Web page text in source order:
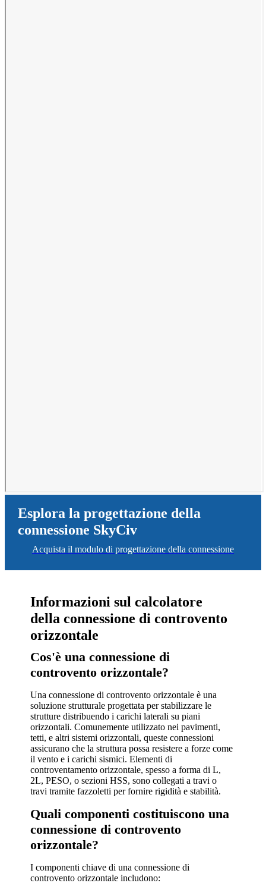
Esplora la progettazione della
connessione SkyCiv
Acquista il modulo di progettazione della connessione
Informazioni sul calcolatore
della connessione di controvento
orizzontale
Cos'è una connessione di
controvento orizzontale?
Una connessione di controvento orizzontale è una
soluzione strutturale progettata per stabilizzare le
strutture distribuendo i carichi laterali su piani
orizzontali. Comunemente utilizzato nei pavimenti,
tetti, e altri sistemi orizzontali, queste connessioni
assicurano che la struttura possa resistere a forze come
il vento e i carichi sismici. Elementi di
controventamento orizzontale, spesso a forma di L,
2L, PESO, o sezioni HSS, sono collegati a travi o
travi tramite fazzoletti per fornire rigidità e stabilità.
Quali componenti costituiscono una
connessione di controvento
orizzontale?
I componenti chiave di una connessione di
controvento orizzontale includono: